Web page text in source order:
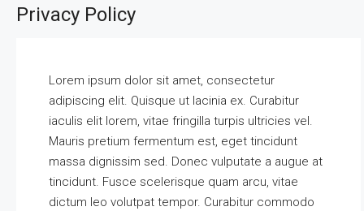
Privacy Policy
Lorem ipsum dolor sit amet, consectetur
adipiscing elit. Quisque ut lacinia ex. Curabitur
iaculis elit lorem, vitae fringilla turpis ultricies vel.
Mauris pretium fermentum est, eget tincidunt
massa dignissim sed. Donec vulputate a augue at
tincidunt. Fusce scelerisque quam arcu, vitae
dictum leo volutpat tempor. Curabitur commodo